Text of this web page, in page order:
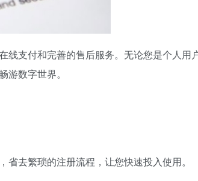
线支付和完善的售后服务。 无论您是个人用
游数字世界。
省去繁琐的注册流程，让您快速投入使用。